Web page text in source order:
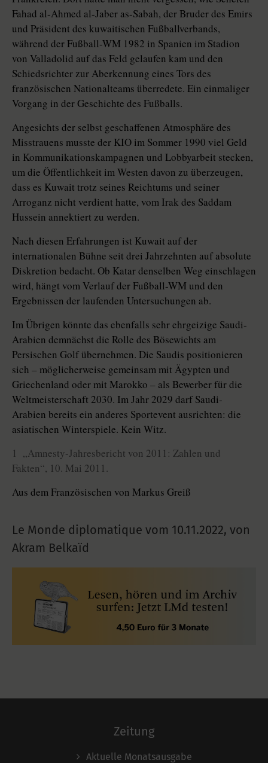
Fahad al-Ahmed al-Jaber as-Sabah, der Bruder des Emirs
und Präsident des kuwaitischen Fußballverbands,
während der Fußball-WM 1982 in Spanien im Stadion
von Valladolid auf das Feld gelaufen kam und den
Schiedsrichter zur Aberkennung eines Tors des
französischen Nationalteams überredete. Ein einmaliger
Vorgang in der Geschichte des Fußballs.
Angesichts der selbst geschaffenen Atmosphäre des
Misstrauens musste der KIO im Sommer 1990 viel Geld
in Kommunikationskampagnen und Lobbyarbeit stecken,
um die Öffentlichkeit im Westen davon zu überzeugen,
dass es Kuwait trotz seines Reichtums und seiner
Arroganz nicht verdient hatte, vom Irak des Saddam
Hussein annektiert zu werden.
Nach diesen Erfahrungen ist Kuwait auf der
internationalen Bühne seit drei Jahrzehnten auf absolute
Diskretion bedacht. Ob Katar denselben Weg einschlagen
wird, hängt vom Verlauf der Fußball-WM und den
Ergebnissen der laufenden Untersuchungen ab.
Im Übrigen könnte das ebenfalls sehr ehrgeizige Saudi-
Arabien demnächst die Rolle des Bösewichts am
Persischen Golf übernehmen. Die Saudis positionieren
sich – möglicherweise gemeinsam mit Ägypten und
Griechenland oder mit Marokko – als Bewerber für die
Weltmeisterschaft 2030. Im Jahr 2029 darf Saudi-
Arabien bereits ein anderes Sportevent ausrichten: die
asiatischen Winterspiele. Kein Witz.
1 „Amnesty-Jahresbericht von 2011: Zahlen und
Fakten“, 10. Mai 2011.
Aus dem Französischen von Markus Greiß
Le Monde diplomatique vom 10.11.2022, von
Akram Belkaïd
Zeitung
Aktuelle Monatsausgabe